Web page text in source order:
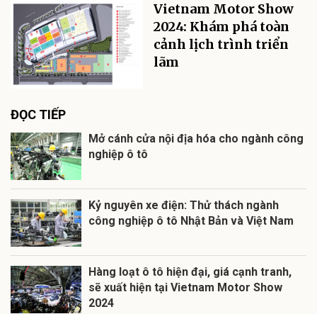
Vietnam Motor Show
2024: Khám phá toàn
cảnh lịch trình triển
lãm
ĐỌC TIẾP
Mở cánh cửa nội địa hóa cho ngành công
nghiệp ô tô
Kỷ nguyên xe điện: Thử thách ngành
công nghiệp ô tô Nhật Bản và Việt Nam
Hàng loạt ô tô hiện đại, giá cạnh tranh,
sẽ xuất hiện tại Vietnam Motor Show
2024